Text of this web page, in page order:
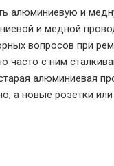
алюминиевую и
и медной
вопросов при
часто с ним
алюминиевая
а новые розетки